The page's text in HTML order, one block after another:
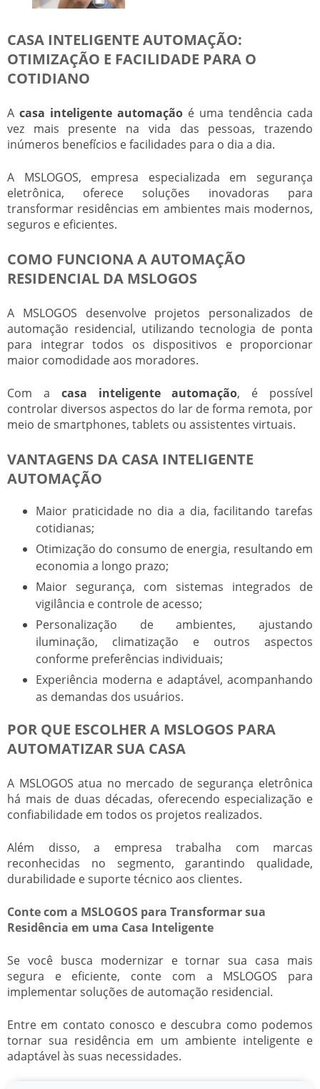
CASA INTELIGENTE AUTOMAÇÃO:
OTIMIZAÇÃO E FACILIDADE PARA O
COTIDIANO
A casa inteligente automação é uma tendência cada
vez mais presente na vida das pessoas, trazendo
inúmeros benefícios e facilidades para o dia a dia.
A MSLOGOS, empresa especializada em segurança
eletrônica, oferece soluções inovadoras para
transformar residências em ambientes mais modernos,
seguros e eficientes.
COMO FUNCIONA A AUTOMAÇÃO
RESIDENCIAL DA MSLOGOS
A MSLOGOS desenvolve projetos personalizados de
automação residencial, utilizando tecnologia de ponta
para integrar todos os dispositivos e proporcionar
maior comodidade aos moradores.
Com a casa inteligente automação, é possível
controlar diversos aspectos do lar de forma remota, por
meio de smartphones, tablets ou assistentes virtuais.
VANTAGENS DA CASA INTELIGENTE
AUTOMAÇÃO
Maior praticidade no dia a dia, facilitando tarefas
cotidianas;
Otimização do consumo de energia, resultando em
economia a longo prazo;
Maior segurança, com sistemas integrados de
vigilância e controle de acesso;
Personalização de ambientes, ajustando
iluminação, climatização e outros aspectos
conforme preferências individuais;
Experiência moderna e adaptável, acompanhando
as demandas dos usuários.
POR QUE ESCOLHER A MSLOGOS PARA
AUTOMATIZAR SUA CASA
A MSLOGOS atua no mercado de segurança eletrônica
há mais de duas décadas, oferecendo especialização e
confiabilidade em todos os projetos realizados.
Além disso, a empresa trabalha com marcas
reconhecidas no segmento, garantindo qualidade,
durabilidade e suporte técnico aos clientes.
Conte com a MSLOGOS para Transformar sua
Residência em uma Casa Inteligente
Se você busca modernizar e tornar sua casa mais
segura e eficiente, conte com a MSLOGOS para
implementar soluções de automação residencial.
Entre em contato conosco e descubra como podemos
tornar sua residência em um ambiente inteligente e
adaptável às suas necessidades.